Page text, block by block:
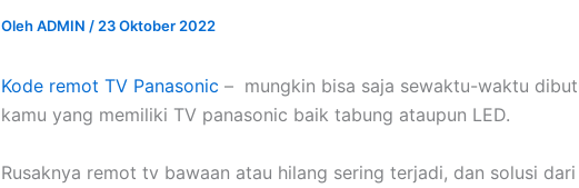
OlehADMIN / 23 Oktober 2022
Kode remot TV Panasonic – mungkin bisa saja sewaktu-waktu
kamu yang memiliki TV panasonic baik tabung ataupun LED.
Rusaknya remot tv bawaan atau hilang sering terjadi, dan solusi dari